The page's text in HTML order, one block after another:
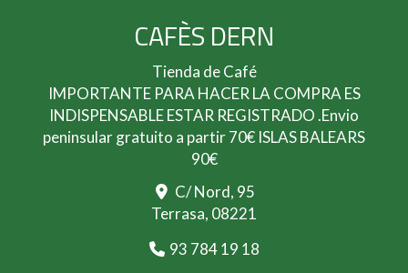
CAFÈS DERN
Tienda de Café
IMPORTANTE PARA HACER LA COMPRA ES
INDISPENSABLE ESTAR REGISTRADO .Envio
peninsular gratuito a partir 70€ ISLAS BALEARS
90€
C/ Nord, 95
Terrasa, 08221
93 784 19 18